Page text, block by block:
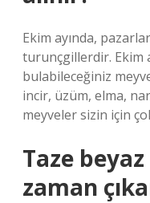
Ekim ayında,
turunçgillerdir. Ekim
bulabileceğiniz
incir, üzüm, elma,
meyveler sizin için
Taze
zaman